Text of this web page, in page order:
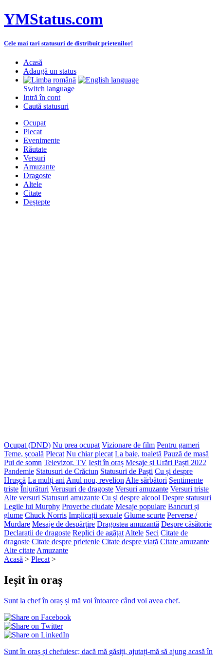
YMStatus.com
Cele mai tari statusuri de distribuit prietenilor!
Acasă
Adaugă un status
Switch language
Intră în cont
Caută statusuri
Ocupat
Plecat
Evenimente
Răutate
Versuri
Amuzante
Dragoste
Altele
Citate
Deștepte
Ocupat (DND) Nu prea ocupat Vizionare de film Pentru gameri
Teme, școală Plecat Nu chiar plecat La baie, toaletă Pauză de masă
Pui de somn Televizor, TV Ieșit în oraș Mesaje și Urări Paști 2022
Pandemie Statusuri de Crăciun Statusuri de Paști Cu și despre
Hrușcă La mulți ani Anul nou, revelion Alte sărbători Sentimente
triste Înjurături Verusuri de dragoste Versuri amuzante Versuri triste
Alte versuri Statusuri amuzante Cu și despre alcool Despre statusuri
Legile lui Murphy Proverbe ciudate Mesaje populare Bancuri și
glume Chuck Norris Implicații sexuale Glume scurte Perverse /
Murdare Mesaje de despărțire Dragostea amuzantă Despre căsătorie
Declarații de dragoste Replici de agățat Altele Seci Citate de
dragoste Citate despre prietenie Citate despre viață Citate amuzante
Alte citate Amuzante
Acasă > Plecat >
Ieșit în oraș
Sunt la chef în oraș și mă voi întoarce când voi avea chef.
Sunt în oraș și chefuiesc; dacă mă găsiți, ajutați-mă să ajung acasă în